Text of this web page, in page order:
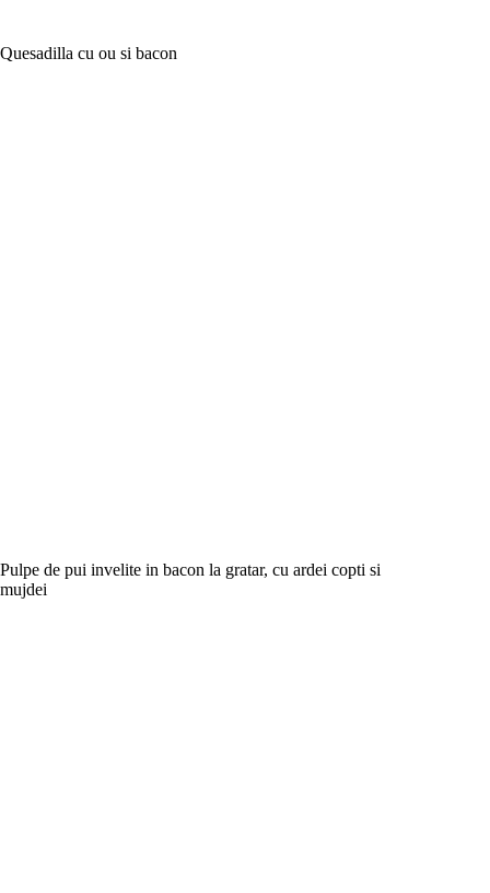
Quesadilla cu ou si bacon
Pulpe de pui invelite in bacon la gratar, cu ardei copti si
mujdei